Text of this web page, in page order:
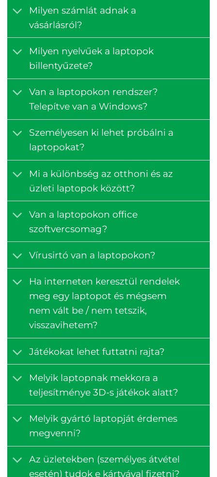
Milyen számlát adnak a
vásárlásról?
Milyen nyelvűek a laptopok
billentyűzete?
Van a laptopokon rendszer?
Telepítve van a Windows?
Személyesen ki lehet próbálni a
laptopokat?
Mi a különbség az otthoni és az
üzleti laptopok között?
Van a laptopokon office
szoftvercsomag?
Vírusirtó van a laptopokon?
Ha interneten keresztül rendelek
meg egy laptopot és mégsem
nem vált be / nem tetszik,
visszavihetem?
Játékokat lehet futtatni rajta?
Melyik laptopnak mekkora a
teljesítménye 3D-s játékok alatt?
Melyik gyártó laptopját érdemes
megvenni?
Az üzletekben (személyes átvétel
esetén) tudok e kártyával fizetni?